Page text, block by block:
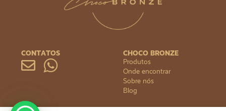
CONTATOS
CHOCO BRONZE
Produtos
Onde encontrar
Sobre nós
Blog